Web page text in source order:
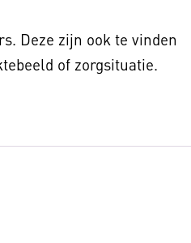
Deze zijn ook te vinden
of zorgsituatie.